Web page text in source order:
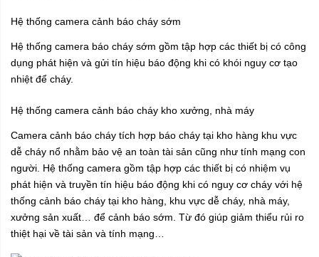
Hệ thống camera cảnh báo cháy sớm
Hệ thống camera báo cháy sớm gồm tập hợp các thiết bị có công
dụng phát hiện và gửi tín hiệu báo động khi có khói nguy cơ tạo
nhiệt để cháy.
Hệ thống camera cảnh báo cháy kho xưởng, nhà máy
Camera cảnh báo cháy tích hợp báo cháy tại kho hàng khu vực
dễ cháy nổ nhằm bảo vệ an toàn tài sản cũng như tính mạng con
người. Hệ thống camera gồm tập hợp các thiết bị có nhiệm vụ
phát hiện và truyền tín hiệu báo động khi có nguy cơ cháy với hệ
thống cảnh báo cháy tại kho hàng, khu vực dễ cháy, nhà máy,
xưởng sản xuất… để cảnh báo sớm. Từ đó giúp giảm thiểu rủi ro
thiệt hại về tài sản và tính mạng…